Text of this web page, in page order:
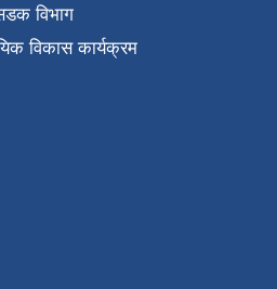
विभाग
विकास कार्यक्रम